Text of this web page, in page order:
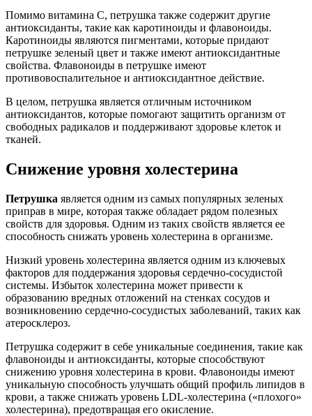
Помимо витамина С, петрушка также содержит другие
антиоксиданты, такие как каротиноиды и флавоноиды.
Каротиноиды являются пигментами, которые придают
петрушке зеленый цвет и также имеют антиоксидантные
свойства. Флавоноиды в петрушке имеют
противовоспалительное и антиоксидантное действие.
В целом, петрушка является отличным источником
антиоксидантов, которые помогают защитить организм от
свободных радикалов и поддерживают здоровье клеток и
тканей.
Снижение уровня холестерина
Петрушка является одним из самых популярных зеленых
приправ в мире, которая также обладает рядом полезных
свойств для здоровья. Одним из таких свойств является ее
способность снижать уровень холестерина в организме.
Низкий уровень холестерина является одним из ключевых
факторов для поддержания здоровья сердечно-сосудистой
системы. Избыток холестерина может привести к
образованию вредных отложений на стенках сосудов и
возникновению сердечно-сосудистых заболеваний, таких как
атеросклероз.
Петрушка содержит в себе уникальные соединения, такие как
флавоноиды и антиоксиданты, которые способствуют
снижению уровня холестерина в крови. Флавоноиды имеют
уникальную способность улучшать общий профиль липидов в
крови, а также снижать уровень LDL-холестерина («плохого»
холестерина), предотвращая его окисление.